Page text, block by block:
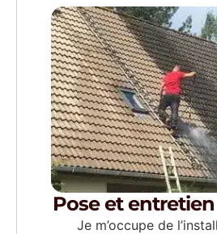
Pose et
Je m’occupe de